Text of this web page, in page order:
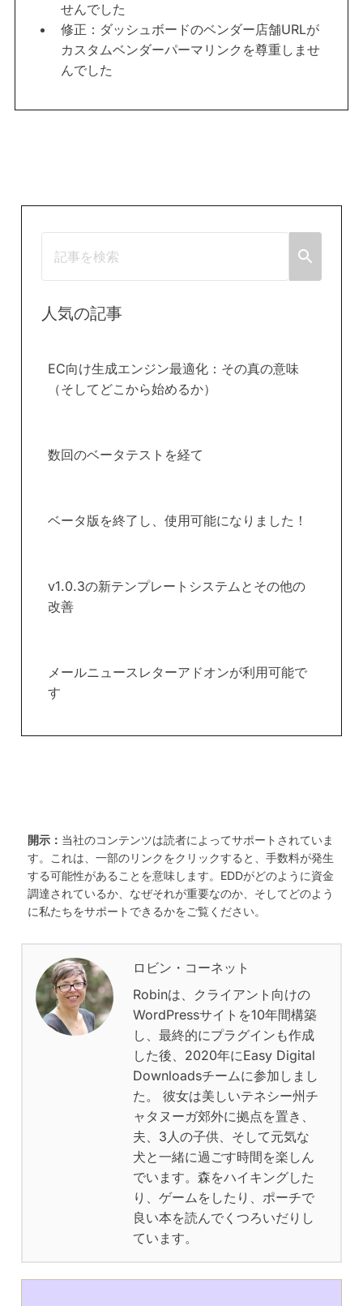
せんでした
修正：ダッシュボードのベンダー店舗URLが
カスタムベンダーパーマリンクを尊重しませ
んでした
人気の記事
EC向け生成エンジン最適化：その真の意味
（そしてどこから始めるか）
数回のベータテストを経て
ベータ版を終了し、使用可能になりました！
v1.0.3の新テンプレートシステムとその他の
改善
メールニュースレターアドオンが利用可能で
す
開示： 当社のコンテンツは読者によってサポートされていま
す。これは、一部のリンクをクリックすると、手数料が発生
する可能性があることを意味します。EDDがどのように資金
調達されているか、なぜそれが重要なのか、そしてどのよう
に私たちをサポートできるかをご覧ください。
ロビン・コーネット
Robinは、クライアント向けの
WordPressサイトを10年間構築
し、最終的にプラグインも作成
した後、2020年にEasy Digital
Downloadsチームに参加しまし
た。 彼女は美しいテネシー州チ
ャタヌーガ郊外に拠点を置き、
夫、3人の子供、そして元気な
犬と一緒に過ごす時間を楽しん
でいます。森をハイキングした
り、ゲームをしたり、ポーチで
良い本を読んでくつろいだりし
ています。